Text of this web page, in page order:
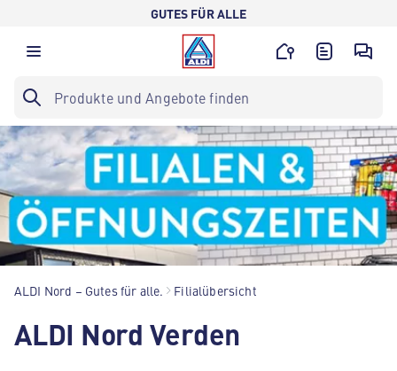
GUTES FÜR ALLE
ALDI Nord – Gutes für alle. Filialübersicht
ALDI Nord Verden